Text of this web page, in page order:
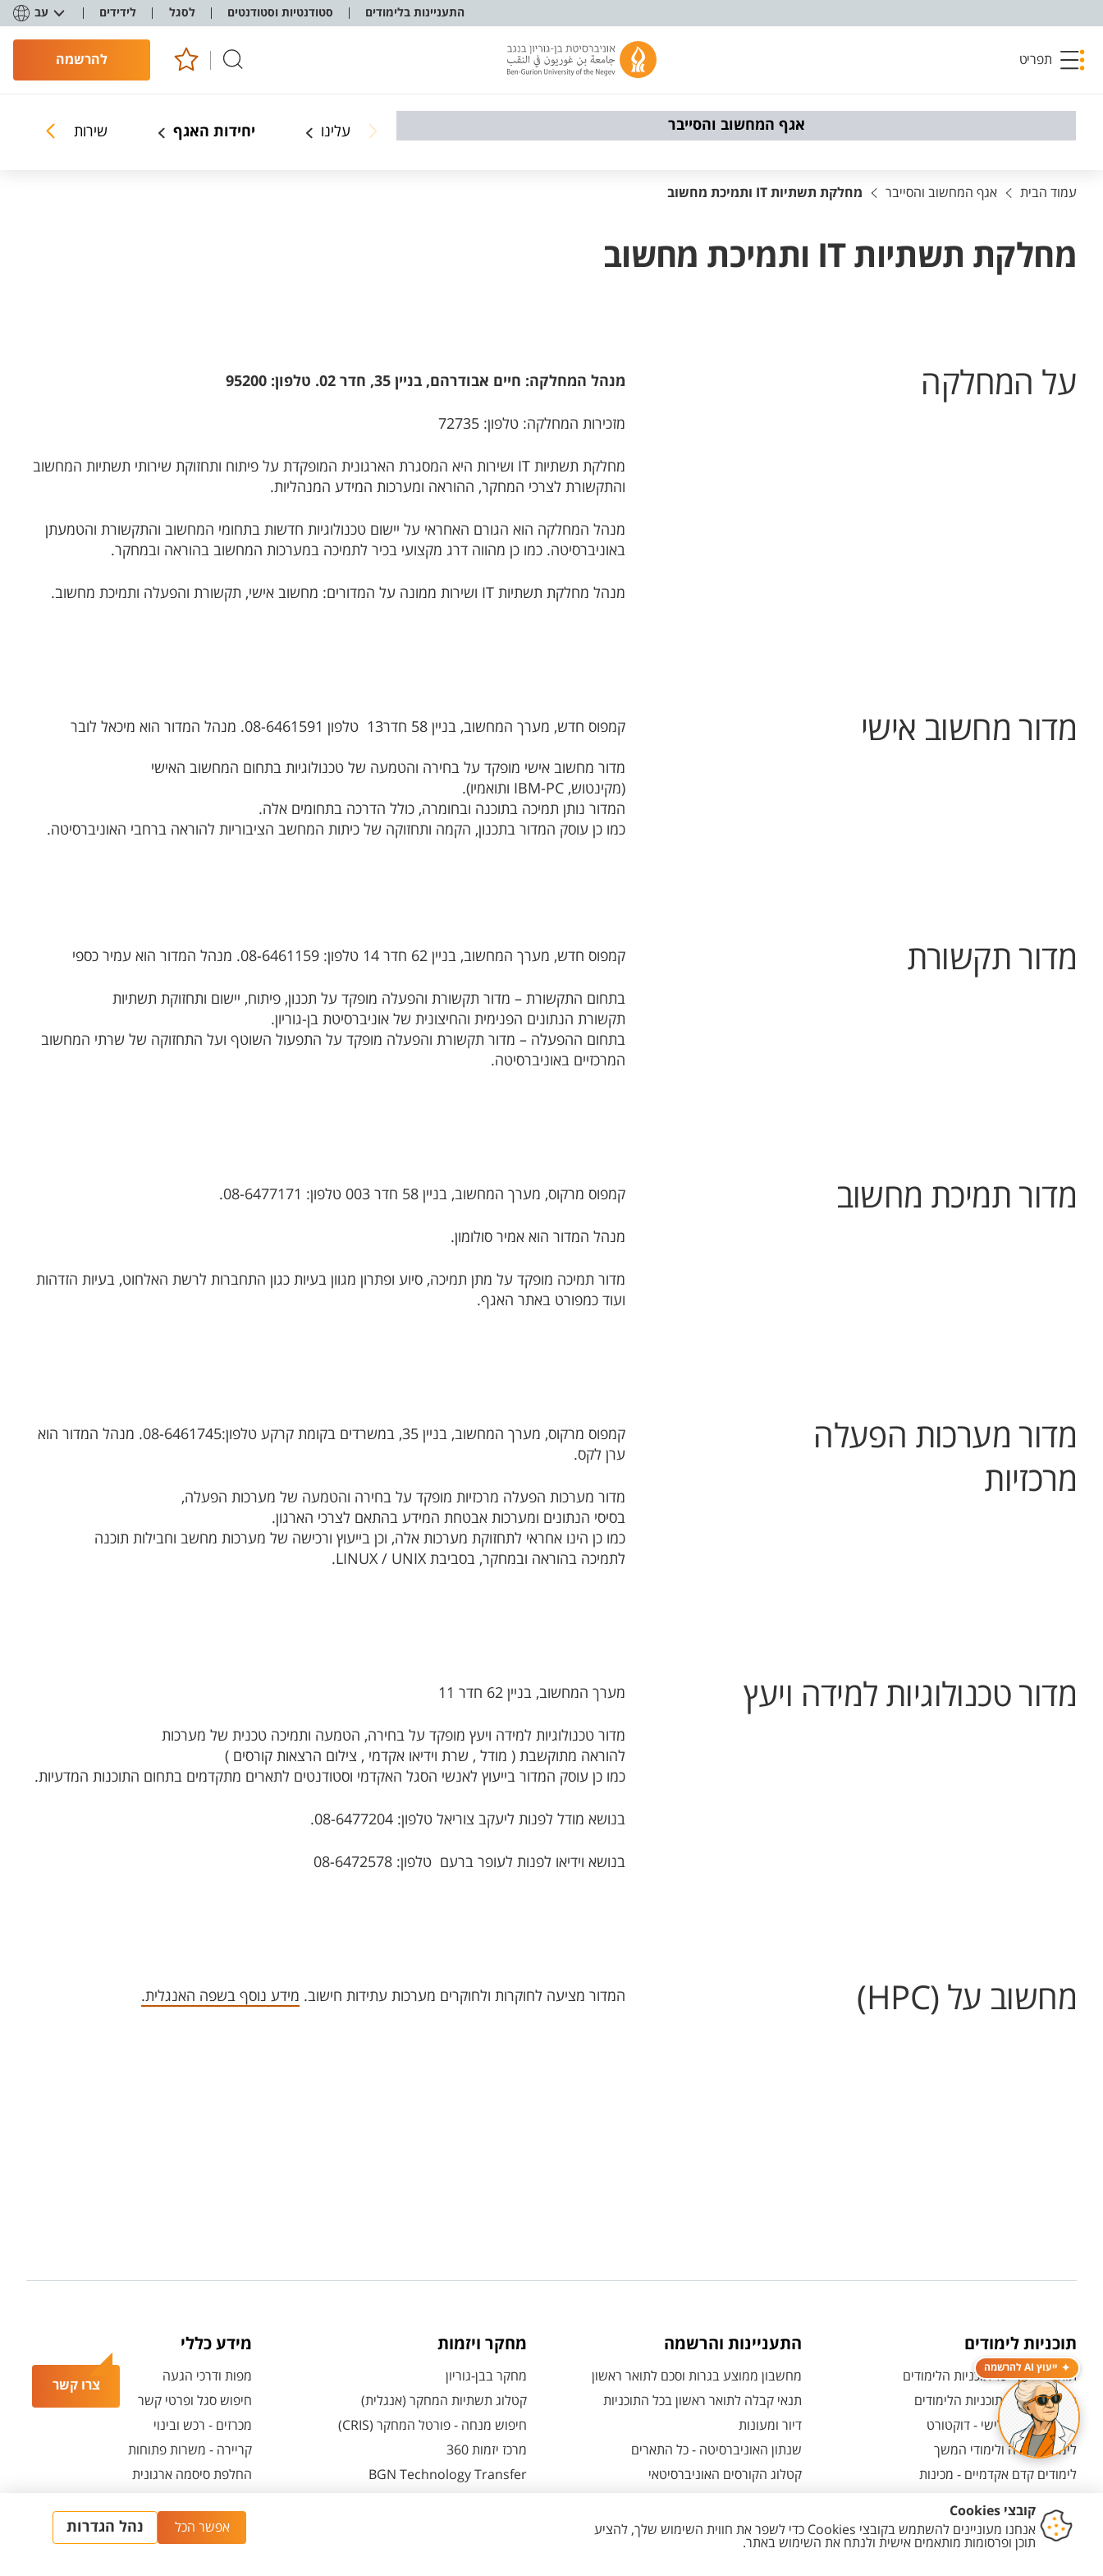
התעניינות בלימודים סטודנטיות וסטודנטים לסגל לידידים עב
תפריט להרשמה
אגף המחשוב והסייבר עלינו יחידות האגף שירות ותמיכה
צרו קשר
ייעוץ AI להרשמה
עמוד הבית אגף המחשוב והסייבר מחלקת תשתיות IT ותמיכת מחשוב
מחלקת תשתיות IT ותמיכת מחשוב
על המחלקה מנהל המחלקה: חיים אבודרהם, בניין 35, חדר 02. טלפון: 95200
מזכירות המחלקה: טלפון: 72735
מחלקת תשתיות IT ושירות​ היא המסגרת הארגונית המופקדת על פיתוח ותחזוקת שירותי תשתיות המחשוב
והתקשורת לצרכי המחקר, ההוראה ומערכות המידע המנהליות.
מנהל המחלקה הוא הגורם האחראי על יישום טכנולוגיות חדשות בתחומי המחשוב והתקשורת והטמעתן
באוניברסיטה. כמו כן מהווה דרג מקצועי בכיר לתמיכה במערכות המחשוב בהוראה ובמחקר.
מנהל מחלקת תשתיות IT ושירות ממונה על המדורים: מחשוב אישי, תקשורת והפעלה ותמיכת מחשוב.
מדור מחשוב אישי קמפוס חדש, מערך המחשוב, בניין 58 חדר13 טלפון 08-6461591​. מנהל המדור הוא מיכאל לובר
מדור מחשוב אישי מופקד על בחירה והטמעה של טכנולוגיות בתחום המחשוב האישי
(מקינטוש, IBM-PC ותואמיו).
המדור נותן תמיכה בתוכנה ובחומרה, כולל הדרכה בתחומים אלה.
כמו כן עוסק המדור בתכנון, הקמה ותחזוקה של כיתות המחשב הציבוריות להוראה ברחבי האוניברסיטה.
מדור תקשורת קמפוס חדש, מערך המחשוב, בניין 62 חדר 14 טלפון: 08-6461159. מנהל המדור הוא עמיר כספי
בתחום התקשורת – מדור תקשורת והפעלה מופקד על תכנון, פיתוח, יישום ותחזוקת תשתיות
תקשורת הנתונים הפנימית והחיצונית של אוניברסיטת בן-גוריון.
בתחום ההפעלה – מדור תקשורת והפעלה מופקד על התפעול השוטף ועל התחזוקה של שרתי המחשוב
המרכזיים באוניברסיטה.
מדור תמיכת מחשוב קמפוס מרקוס, מערך המחשוב, בניין 58 חדר 003 טלפון: 08-6477171.
מנהל המדור הוא אמיר סולומון.
מדור תמיכה מופקד על מתן תמיכה, סיוע ופתרון מגוון בעיות כגון התחברות לרשת האלחוט, בעיות הזדהות
ועוד כמפורט באתר האגף.
מדור מערכות הפעלה
מרכזיות
קמפוס מרקוס, מערך המחשוב, בניין 35, במשרדים בקומת קרקע טלפון:08-6461745. מנהל המדור הוא
ערן לקס.
מדור מערכות הפעלה מרכזיות מופקד על בחירה והטמעה של מערכות הפעלה,
בסיסי הנתונים ומערכות אבטחת המידע בהתאם לצרכי הארגון.
כמו כן הינו אחראי לתחזוקת מערכות אלה, וכן בייעוץ ורכישה של מערכות מחשב וחבילות תוכנה
לתמיכה בהוראה ובמחקר, בסביבת LINUX / UNIX.​
מדור טכנולוגיות למידה ויעץ מערך המחשוב, בניין 62 חדר 11
מדור טכנולוגיות למידה ויעץ מופקד על בחירה, הטמעה ותמיכה טכנית של מערכות
להוראה מתוקשבת ( מודל , שרת וידיאו אקדמי , צילום הרצאות קורסים )
כמו כן עוסק המדור בייעוץ לאנשי הסגל האקדמי וסטודנטים לתארים מתקדמים בתחום התוכנות המדעיות.
בנושא מודל לפנות ליעקב צוריאל טלפון: 08-6477204.
בנושא וידיאו לפנות לעופר ברעם טלפון: 08-6472578
מחשוב על (HPC) המדור מציעה לחוקרות ולחוקרים מערכות עתידות חישוב. מידע נוסף בשפה האנגלית.
תוכניות לימודים
תואר ראשון - כל תוכניות הלימודים
תואר שני - כל תוכניות הלימודים
לימודי תואר שלישי - דוקטורט
לימודי תעודה ולימודי המשך
לימודים קדם אקדמיים - מכינות
תוכניות בין-לאומיות
התעניינות והרשמה
מחשבון ממוצע בגרות וסכם לתואר ראשון
תנאי קבלה לתואר ראשון בכל התוכניות
דיור ומעונות
שנתון האוניברסיטה - כל התארים
קטלוג הקורסים האוניברסיטאי
אחרי שהתקבלת - כל מה שצריך לדעת
מחקר ויזמות
מחקר בבן-גוריון
קטלוג תשתיות המחקר (אנגלית)
חיפוש מנחה - פורטל המחקר (CRIS)
מרכז יזמות 360
BGN Technology Transfer
מידע כללי
מפות ודרכי הגעה
חיפוש סגל ופרטי קשר
מכרזים - רכש ובינוי
קריירה - משרות פתוחות
החלפת סיסמה ארגונית
חירום